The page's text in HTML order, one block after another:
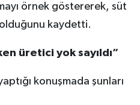
örnek göstererek, süt
kaydetti.
üretici yok sayıldı”
konuşmada şunları